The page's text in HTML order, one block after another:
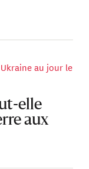
au jour le
elle
aux